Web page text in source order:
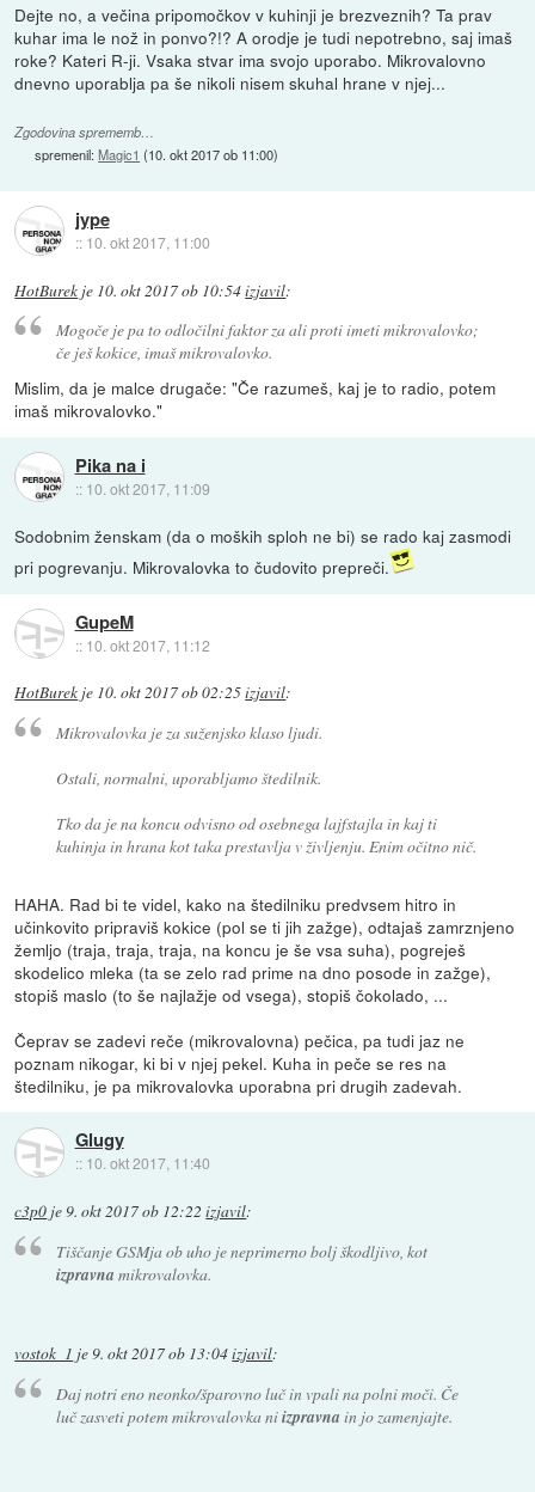
Dejte no, a večina pripomočkov v kuhinji je brezveznih? Ta prav
kuhar ima le nož in ponvo?!? A orodje je tudi nepotrebno, saj imaš
roke? Kateri R-ji. Vsaka stvar ima svojo uporabo. Mikrovalovno
dnevno uporablja pa še nikoli nisem skuhal hrane v njej...
Zgodovina sprememb…
spremenil:Magic1 (10. okt 2017 ob 11:00)
jype
:: 10. okt 2017, 11:00
HotBurek je 10. okt 2017 ob 10:54izjavil:
Mogoče je pa to odločilni faktor za ali proti imeti mikrovalovko;
če ješ kokice, imaš mikrovalovko.
Mislim, da je malce drugače: "Če razumeš, kaj je to radio, potem
imaš mikrovalovko."
Pika na i
:: 10. okt 2017, 11:09
Sodobnim ženskam (da o moških sploh ne bi) se rado kaj zasmodi
pri pogrevanju. Mikrovalovka to čudovito prepreči.
GupeM
:: 10. okt 2017, 11:12
HotBurek je 10. okt 2017 ob 02:25izjavil:
Mikrovalovka je za suženjsko klaso ljudi.
Ostali, normalni, uporabljamo štedilnik.
Tko da je na koncu odvisno od osebnega lajfstajla in kaj ti
kuhinja in hrana kot taka prestavlja v življenju. Enim očitno nič.
HAHA. Rad bi te videl, kako na štedilniku predvsem hitro in
učinkovito pripraviš kokice (pol se ti jih zažge), odtajaš zamrznjeno
žemljo (traja, traja, traja, na koncu je še vsa suha), pogreješ
skodelico mleka (ta se zelo rad prime na dno posode in zažge),
stopiš maslo (to še najlažje od vsega), stopiš čokolado, ...
Čeprav se zadevi reče (mikrovalovna) pečica, pa tudi jaz ne
poznam nikogar, ki bi v njej pekel. Kuha in peče se res na
štedilniku, je pa mikrovalovka uporabna pri drugih zadevah.
Glugy
:: 10. okt 2017, 11:40
c3p0 je9. okt 2017 ob 12:22 izjavil:
Tiščanje GSMja ob uho je neprimerno bolj škodljivo, kot
izpravna mikrovalovka.
vostok_1 je9. okt 2017 ob 13:04izjavil:
Daj notri eno neonko/šparovno luč in vpali na polni moči. Če
luč zasveti potem mikrovalovka niizpravna in jo zamenjajte.